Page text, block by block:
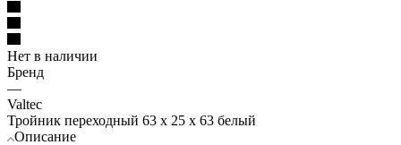
Нет в наличии
Бренд
—
Valtec
Тройник переходный 63 х 25 х 63 белый
Описание